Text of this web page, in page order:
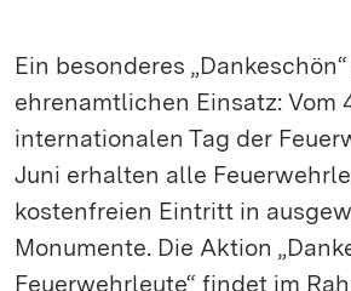
Ein besonderes
ehrenamtlichen Einsatz: Vom
internationalen Tag der
Juni erhalten alle
kostenfreien Eintritt in
Monumente. Die Aktion
Feuerwehrleute“ findet im